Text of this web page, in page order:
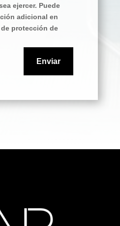
ejercer. Puede
adicional en
protección de
Enviar